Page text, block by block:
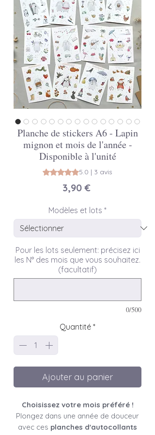
Planche de stickers A6 - Lapin
mignon et mois de l'année -
Disponible à l'unité
La note est de 5.0 sur cinq
5.0 | 3 avis
3,90 €Prix
Modèles et lots *
Pour les lots seulement: précisez ici
les N° des mois que vous souhaitez.
(facultatif)
0/500
Quantité *
Ajouter au panier
Choisissez votre mois préféré !
Plongez dans une année de douceur
avec ces planches d'autocollants